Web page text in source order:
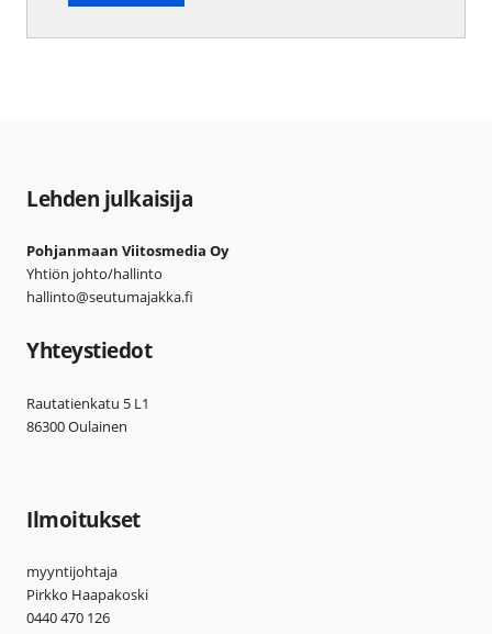
Lehden julkaisija
Pohjanmaan Viitosmedia Oy
Yhtiön johto/hallinto
hallinto@seutumajakka.fi
Yhteystiedot
Rautatienkatu 5 L1
86300 Oulainen
Ilmoitukset
myyntijohtaja
Pirkko Haapakoski
0440 470 126